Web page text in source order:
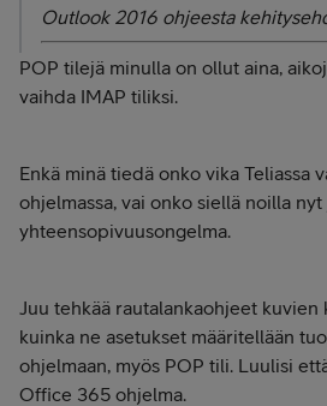
Outlook 2016 ohjeesta
POP tilejä minulla on ollut aina,
vaihda IMAP tiliksi.
Enkä minä tiedä onko vika Teliassa
ohjelmassa, vai onko siellä noilla nyt
yhteensopivuusongelma.
Juu tehkää rautalankaohjeet kuvien
kuinka ne asetukset määritellään
ohjelmaan, myös POP tili. Luulisi
Office 365 ohjelma.